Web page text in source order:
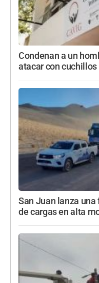
Condenan a un
atacar con cuchillos
San Juan lanza
de cargas en alta